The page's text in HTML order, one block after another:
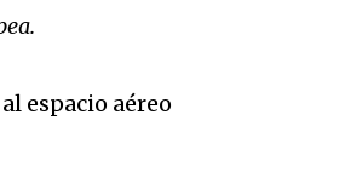
espacio aéreo